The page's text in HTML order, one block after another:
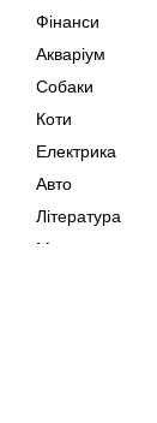
Фінанси
Акваріум
Собаки
Коти
Електрика
Авто
Література
Музика